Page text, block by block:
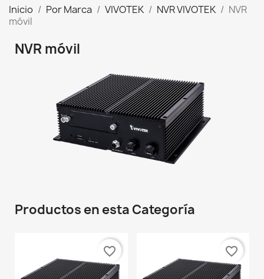
Inicio Por Marca VIVOTEK NVR VIVOTEK
NVR
móvil
NVR móvil
Productos en esta Categoría
favorite_border favorite_border